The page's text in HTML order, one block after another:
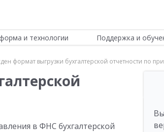
и технологии Поддержка и
формат выгрузки бухгалтерской отчетности по
в ФНС бухгалтерской